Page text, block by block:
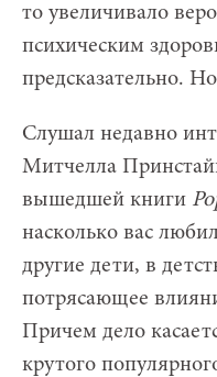
то увеличивало
психическим
предсказательно.
Слушал недавно
Митчелла
вышедшей книги
насколько вас
другие дети, в
потрясающее
Причем дело
крутого